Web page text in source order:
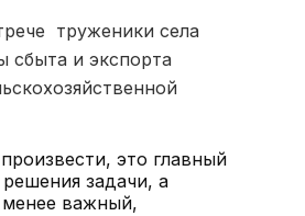
труженики села
сбыта и экспорта
это главный
задачи, а
важный,